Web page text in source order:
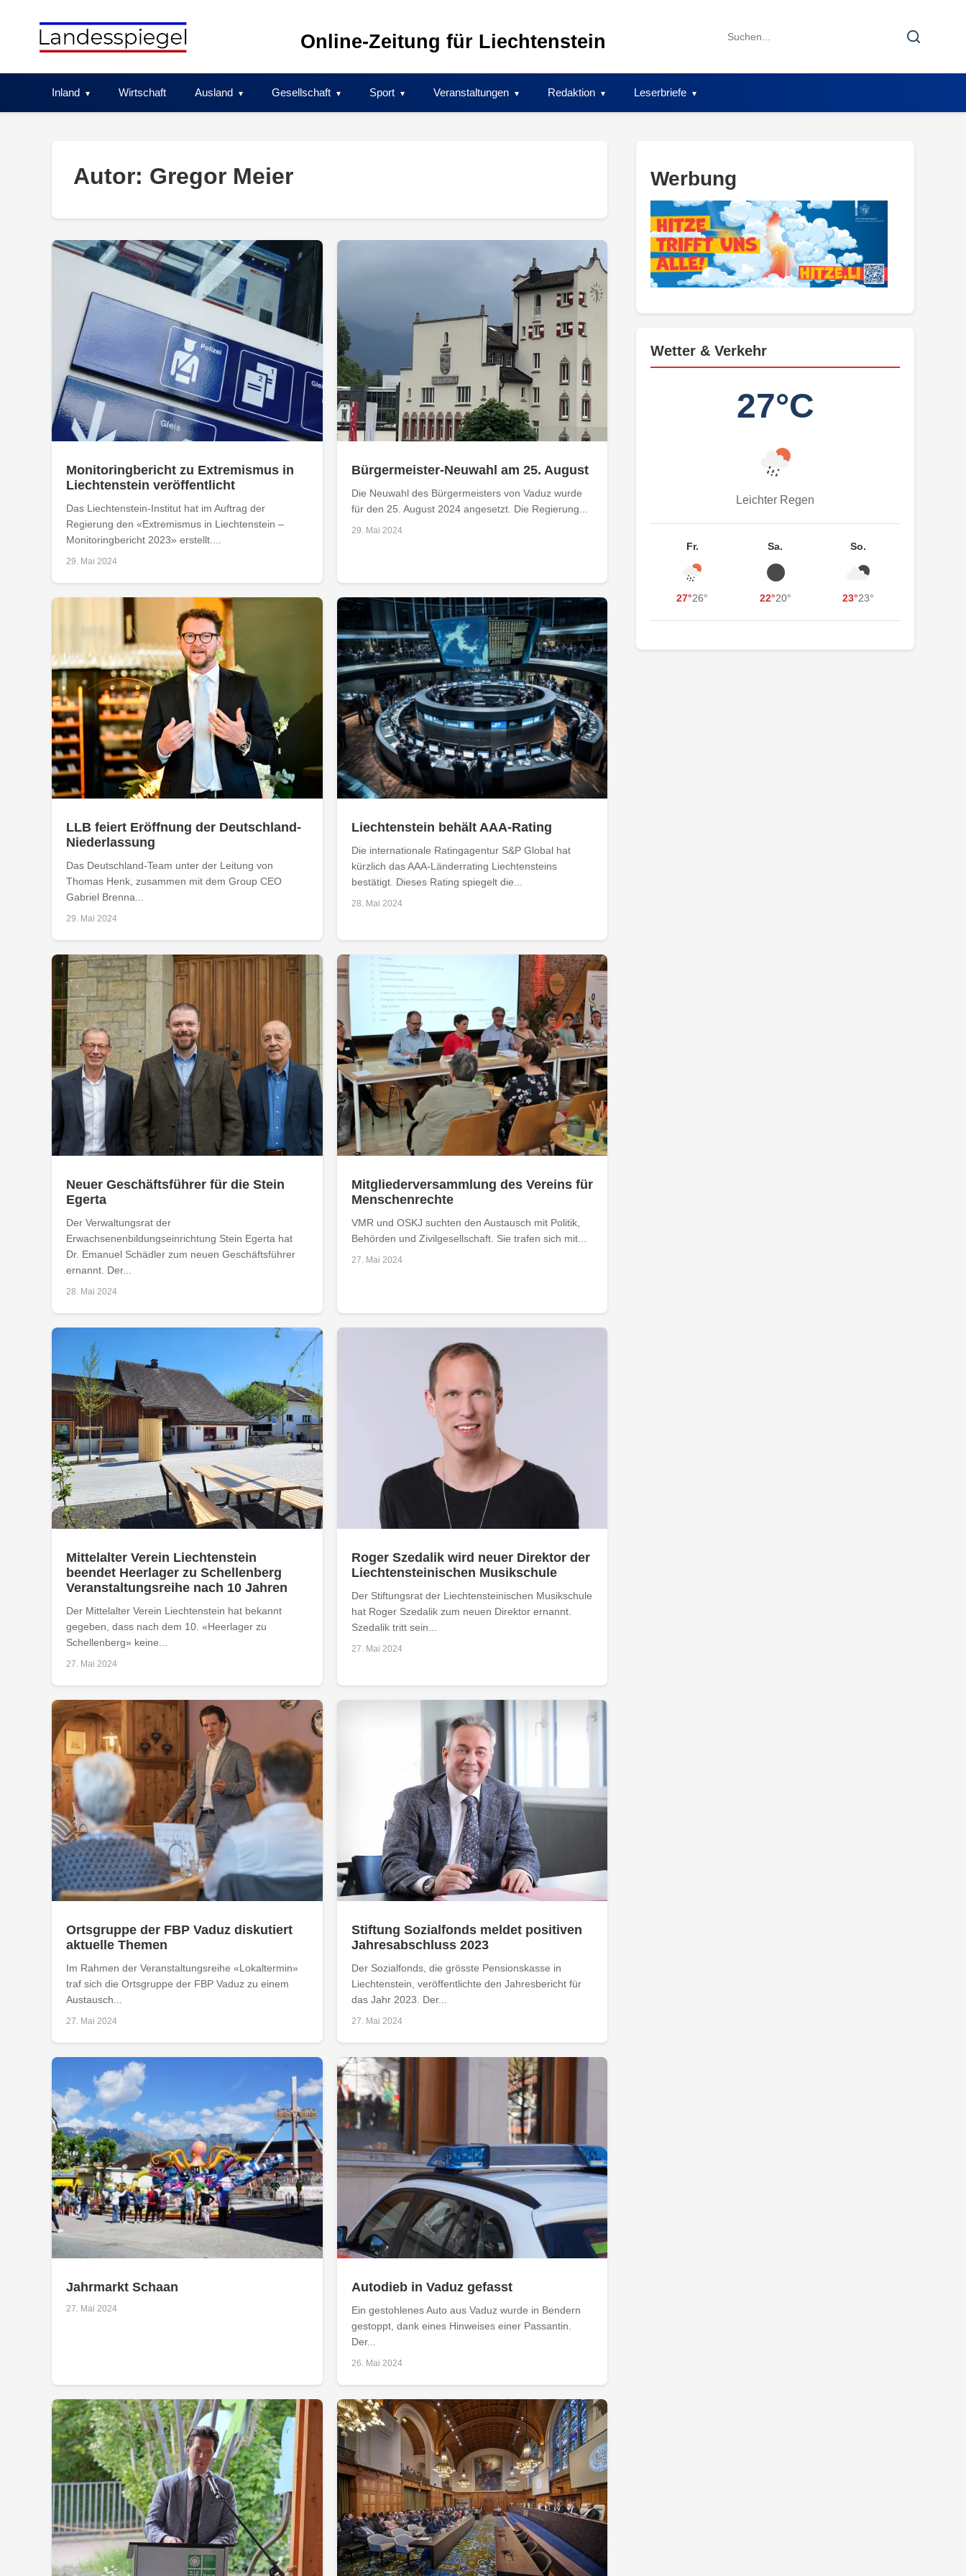
Online-Zeitung für Liechtenstein
Search
Search
Inland Wirtschaft Ausland Gesellschaft Sport Veranstaltungen Redaktion Leserbriefe
Autor: Gregor Meier
Monitoringbericht zu Extremismus in
Liechtenstein veröffentlicht
Das Liechtenstein-Institut hat im Auftrag der
Regierung den «Extremismus in Liechtenstein –
Monitoringbericht 2023» erstellt....
29. Mai 2024
Bürgermeister-Neuwahl am 25. August
Die Neuwahl des Bürgermeisters von Vaduz wurde
für den 25. August 2024 angesetzt. Die Regierung...
29. Mai 2024
LLB feiert Eröffnung der Deutschland-
Niederlassung
Das Deutschland-Team unter der Leitung von
Thomas Henk, zusammen mit dem Group CEO
Gabriel Brenna...
29. Mai 2024
Liechtenstein behält AAA-Rating
Die internationale Ratingagentur S&P Global hat
kürzlich das AAA-Länderrating Liechtensteins
bestätigt. Dieses Rating spiegelt die...
28. Mai 2024
Neuer Geschäftsführer für die Stein
Egerta
Der Verwaltungsrat der
Erwachsenenbildungseinrichtung Stein Egerta hat
Dr. Emanuel Schädler zum neuen Geschäftsführer
ernannt. Der...
28. Mai 2024
Mitgliederversammlung des Vereins für
Menschenrechte
VMR und OSKJ suchten den Austausch mit Politik,
Behörden und Zivilgesellschaft. Sie trafen sich mit...
27. Mai 2024
Mittelalter Verein Liechtenstein
beendet Heerlager zu Schellenberg
Veranstaltungsreihe nach 10 Jahren
Der Mittelalter Verein Liechtenstein hat bekannt
gegeben, dass nach dem 10. «Heerlager zu
Schellenberg» keine...
27. Mai 2024
Roger Szedalik wird neuer Direktor der
Liechtensteinischen Musikschule
Der Stiftungsrat der Liechtensteinischen Musikschule
hat Roger Szedalik zum neuen Direktor ernannt.
Szedalik tritt sein...
27. Mai 2024
Ortsgruppe der FBP Vaduz diskutiert
aktuelle Themen
Im Rahmen der Veranstaltungsreihe «Lokaltermin»
traf sich die Ortsgruppe der FBP Vaduz zu einem
Austausch...
27. Mai 2024
Stiftung Sozialfonds meldet positiven
Jahresabschluss 2023
Der Sozialfonds, die grösste Pensionskasse in
Liechtenstein, veröffentlichte den Jahresbericht für
das Jahr 2023. Der...
27. Mai 2024
Jahrmarkt Schaan
27. Mai 2024
Autodieb in Vaduz gefasst
Ein gestohlenes Auto aus Vaduz wurde in Bendern
gestoppt, dank eines Hinweises einer Passantin.
Der...
26. Mai 2024
Werbung
Wetter & Verkehr
27°C
Leichter Regen
Fr.
27°26°
Sa.
22°20°
So.
23°23°